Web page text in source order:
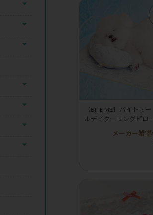
【BITE ME】バイトミ
ルデイクーリングピロ
メーカー希